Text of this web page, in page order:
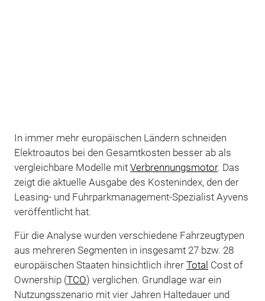
In immer mehr europäischen Ländern schneiden
Elektroautos bei den Gesamtkosten besser ab als
vergleichbare Modelle mit Verbrennungsmotor. Das
zeigt die aktuelle Ausgabe des Kostenindex, den der
Leasing- und Fuhrparkmanagement-Spezialist Ayvens
veröffentlicht hat.
Für die Analyse wurden verschiedene Fahrzeugtypen
aus mehreren Segmenten in insgesamt 27 bzw. 28
europäischen Staaten hinsichtlich ihrer Total Cost of
Ownership (TCO) verglichen. Grundlage war ein
Nutzungsszenario mit vier Jahren Haltedauer und